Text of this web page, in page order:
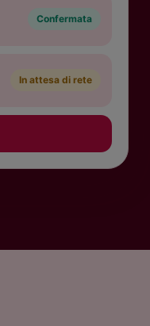
Confermata
In attesa di rete